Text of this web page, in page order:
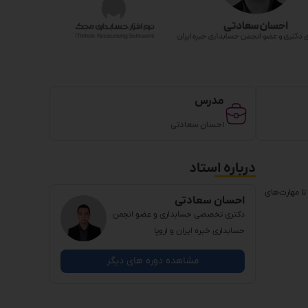
مدرس
احسان سعادتی
تا مهارت‌های
درباره استاد
احسان سعادتی
دکتری تخصصی حسابداری و عضو انجمن
حسابداری خبره ایران و اروپا
مشاهده دوره های دیگر